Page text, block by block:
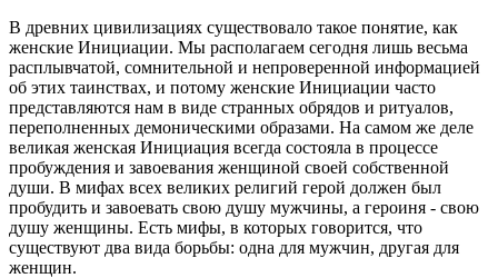
В древних цивилизациях существовало такое понятие, как
женские Инициации. Мы располагаем сегодня лишь весьма
расплывчатой, сомнительной и непроверенной информацией
об этих таинствах, и потому женские Инициации часто
представляются нам в виде странных обрядов и ритуалов,
переполненных демоническими образами. На самом же деле
великая женская Инициация всегда состояла в процессе
пробуждения и завоевания женщиной своей собственной
души. В мифах всех великих религий герой должен был
пробудить и завоевать свою душу мужчины, а героиня - свою
душу женщины. Есть мифы, в которых говорится, что
существуют два вида борьбы: одна для мужчин, другая для
женщин.